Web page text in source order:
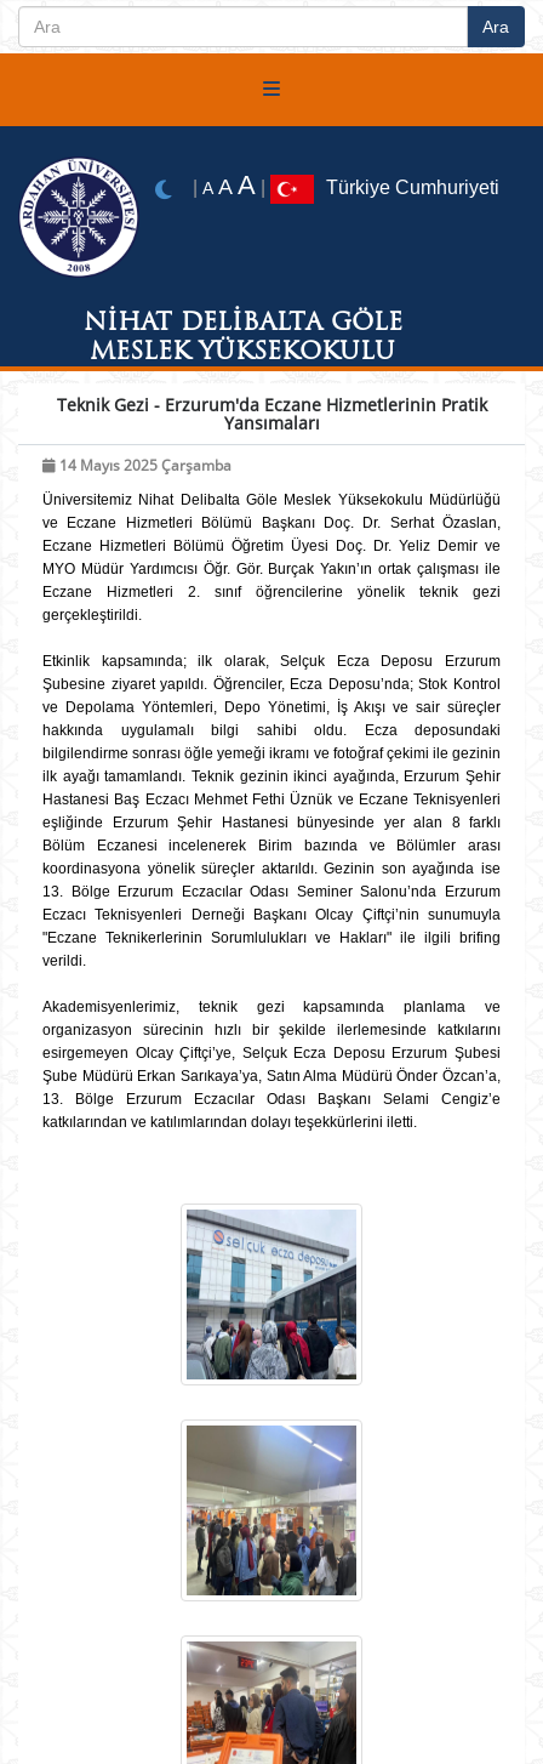
NİHAT DELİBALTA GÖLE
MESLEK YÜKSEKOKULU
A A A Türkiye Cumhuriyeti
Teknik Gezi - Erzurum'da Eczane Hizmetlerinin Pratik
Yansımaları
14 Mayıs 2025 Çarşamba
Üniversitemiz Nihat Delibalta Göle Meslek Yüksekokulu Müdürlüğü
ve Eczane Hizmetleri Bölümü Başkanı Doç. Dr. Serhat Özaslan,
Eczane Hizmetleri Bölümü Öğretim Üyesi Doç. Dr. Yeliz Demir ve
MYO Müdür Yardımcısı Öğr. Gör. Burçak Yakın’ın ortak çalışması ile
Eczane Hizmetleri 2. sınıf öğrencilerine yönelik teknik gezi
gerçekleştirildi.
Etkinlik kapsamında; ilk olarak, Selçuk Ecza Deposu Erzurum
Şubesine ziyaret yapıldı. Öğrenciler, Ecza Deposu’nda; Stok Kontrol
ve Depolama Yöntemleri, Depo Yönetimi, İş Akışı ve sair süreçler
hakkında uygulamalı bilgi sahibi oldu. Ecza deposundaki
bilgilendirme sonrası öğle yemeği ikramı ve fotoğraf çekimi ile gezinin
ilk ayağı tamamlandı. Teknik gezinin ikinci ayağında, Erzurum Şehir
Hastanesi Baş Eczacı Mehmet Fethi Üznük ve Eczane Teknisyenleri
eşliğinde Erzurum Şehir Hastanesi bünyesinde yer alan 8 farklı
Bölüm Eczanesi incelenerek Birim bazında ve Bölümler arası
koordinasyona yönelik süreçler aktarıldı. Gezinin son ayağında ise
13. Bölge Erzurum Eczacılar Odası Seminer Salonu’nda Erzurum
Eczacı Teknisyenleri Derneği Başkanı Olcay Çiftçi’nin sunumuyla
"Eczane Teknikerlerinin Sorumlulukları ve Hakları" ile ilgili brifing
verildi.
Akademisyenlerimiz, teknik gezi kapsamında planlama ve
organizasyon sürecinin hızlı bir şekilde ilerlemesinde katkılarını
esirgemeyen Olcay Çiftçi’ye, Selçuk Ecza Deposu Erzurum Şubesi
Şube Müdürü Erkan Sarıkaya’ya, Satın Alma Müdürü Önder Özcan’a,
13. Bölge Erzurum Eczacılar Odası Başkanı Selami Cengiz’e
katkılarından ve katılımlarından dolayı teşekkürlerini iletti.